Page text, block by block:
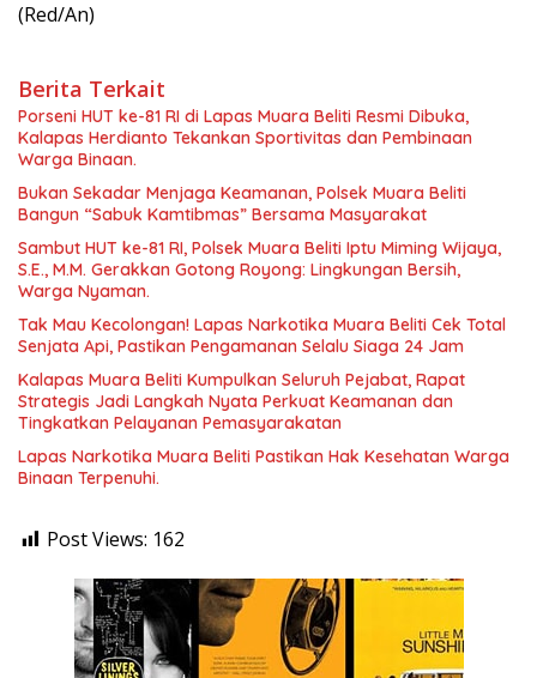
(Red/An)
Berita Terkait
Porseni HUT ke-81 RI di Lapas Muara Beliti Resmi Dibuka,
Kalapas Herdianto Tekankan Sportivitas dan Pembinaan
Warga Binaan.
Bukan Sekadar Menjaga Keamanan, Polsek Muara Beliti
Bangun “Sabuk Kamtibmas” Bersama Masyarakat
Sambut HUT ke-81 RI, Polsek Muara Beliti Iptu Miming Wijaya,
S.E., M.M. Gerakkan Gotong Royong: Lingkungan Bersih,
Warga Nyaman.
Tak Mau Kecolongan! Lapas Narkotika Muara Beliti Cek Total
Senjata Api, Pastikan Pengamanan Selalu Siaga 24 Jam
Kalapas Muara Beliti Kumpulkan Seluruh Pejabat, Rapat
Strategis Jadi Langkah Nyata Perkuat Keamanan dan
Tingkatkan Pelayanan Pemasyarakatan
Lapas Narkotika Muara Beliti Pastikan Hak Kesehatan Warga
Binaan Terpenuhi.
Post Views: 162